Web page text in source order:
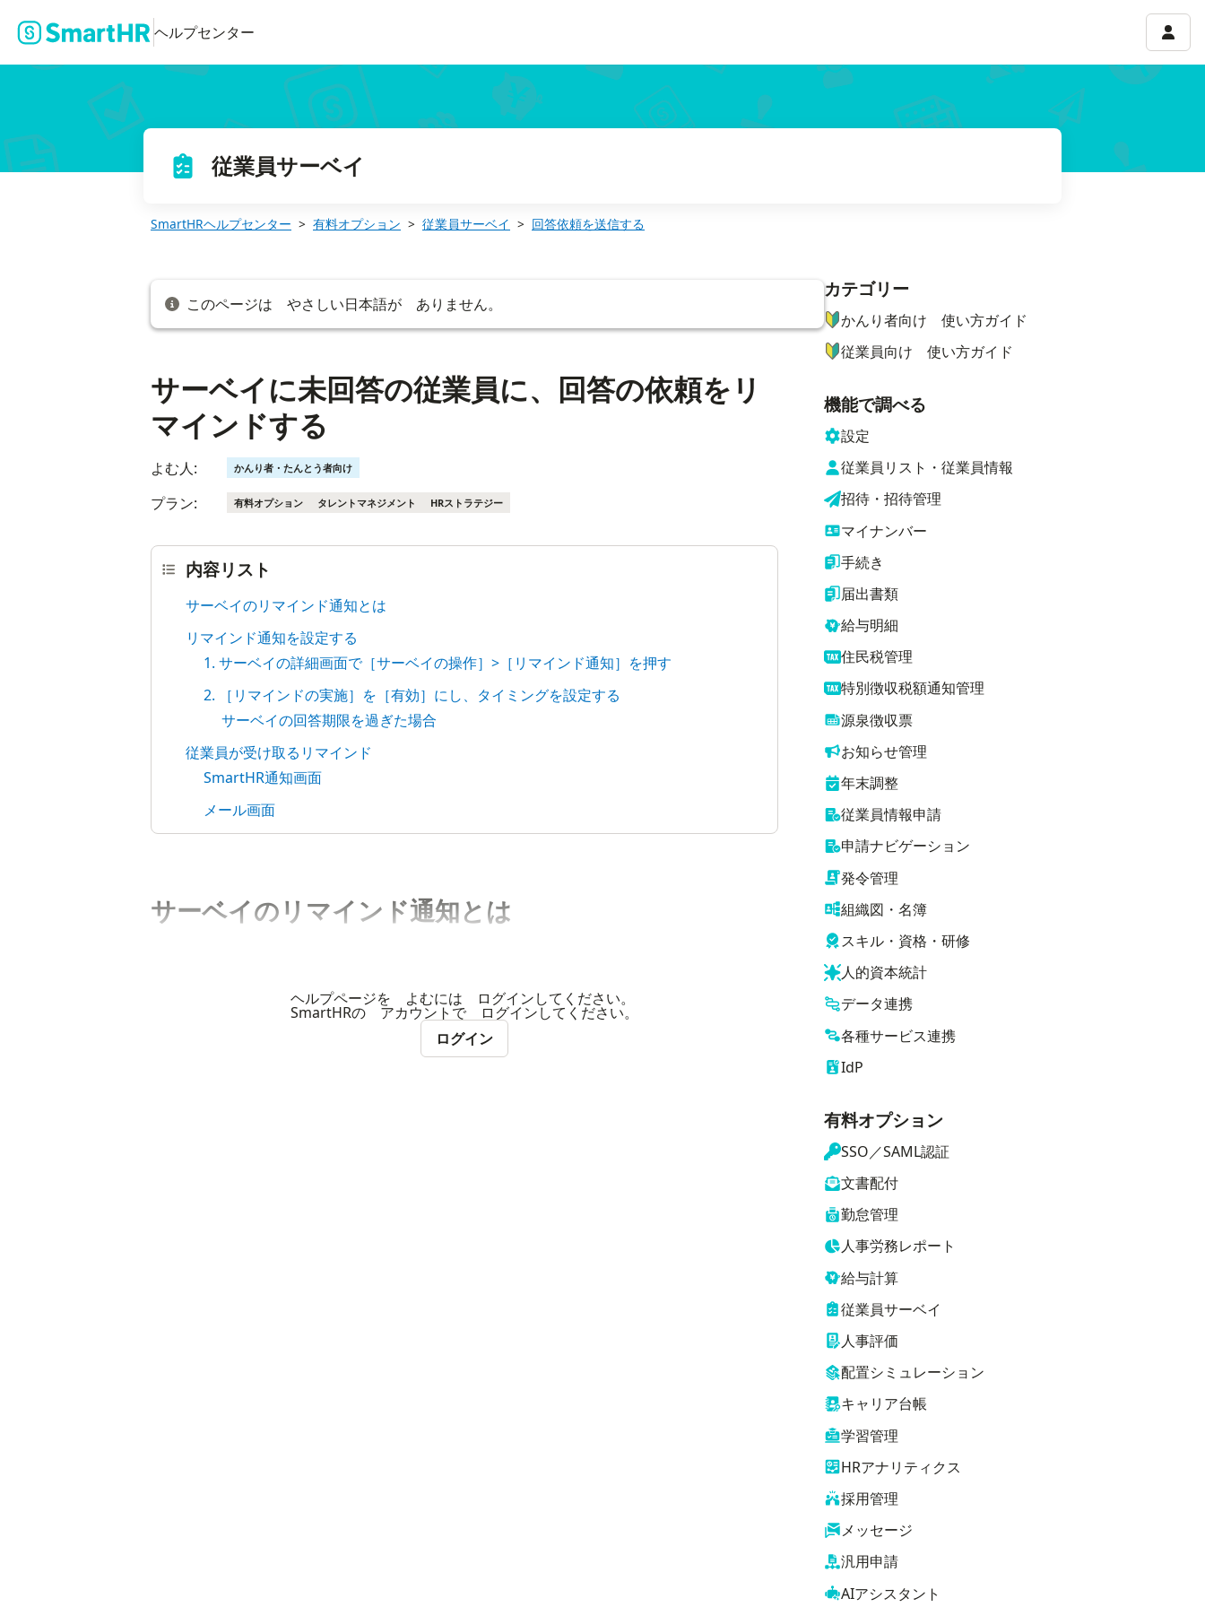
ヘルプセンター アカ
従業員サーベイ
SmartHRヘルプセンター 有料オプション 従業員サーベイ 回答依頼を送信する
このページは やさしい日本語が ありません。
サーベイに未回答の従業員に、回答の依頼をリ
マインドする
よむ人: かんり者・たんとう者向け
プラン: 有料オプション タレントマネジメント HRストラテジー
内容リスト
サーベイのリマインド通知とは
リマインド通知を設定する
1. サーベイの詳細画面で［サーベイの操作］>［リマインド通知］を押す
2. ［リマインドの実施］を［有効］にし、タイミングを設定する
サーベイの回答期限を過ぎた場合
従業員が受け取るリマインド
SmartHR通知画面
メール画面
サーベイのリマインド通知とは
ヘルプページを よむには ログインしてください。
SmartHRの アカウントで ログインしてください。
ログイン
ナビゲーションメニュー
カテゴリー
かんり者向け 使い方ガイド
従業員向け 使い方ガイド
機能で調べる
設定
従業員リスト・従業員情報
招待・招待管理
マイナンバー
手続き
届出書類
給与明細
住民税管理
特別徴収税額通知管理
源泉徴収票
お知らせ管理
年末調整
従業員情報申請
申請ナビゲーション
発令管理
組織図・名簿
スキル・資格・研修
人的資本統計
データ連携
各種サービス連携
IdP
有料オプション
SSO／SAML認証
文書配付
勤怠管理
人事労務レポート
給与計算
従業員サーベイ
人事評価
配置シミュレーション
キャリア台帳
学習管理
HRアナリティクス
採用管理
メッセージ
汎用申請
AIアシスタント